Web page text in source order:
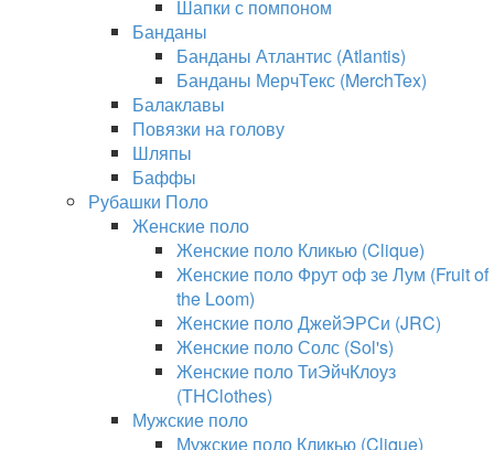
Шапки с помпоном
Банданы
Банданы Атлантис (Atlantis)
Банданы МерчТекс (MerchTex)
Балаклавы
Повязки на голову
Шляпы
Баффы
Рубашки Поло
Женские поло
Женские поло Кликью (Clique)
Женские поло Фрут оф зе Лум (Fruit of
the Loom)
Женские поло ДжейЭРСи (JRC)
Женские поло Солс (Sol's)
Женские поло ТиЭйчКлоуз
(THClothes)
Мужские поло
Мужские поло Кликью (Clique)